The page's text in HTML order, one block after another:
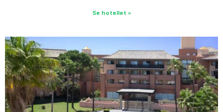
Se hotellet »